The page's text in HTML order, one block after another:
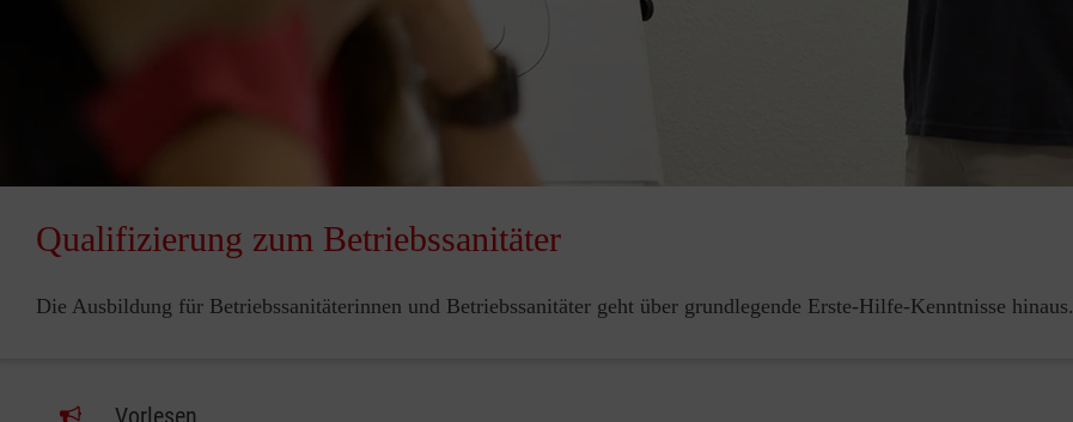
Qualifizierung zum Betriebssanitäter
Die Ausbildung für Betriebssanitäterinnen und Betriebssanitäter geht über grundlegende Erste-Hilfe-Kenntnisse hinaus.
Vorlesen